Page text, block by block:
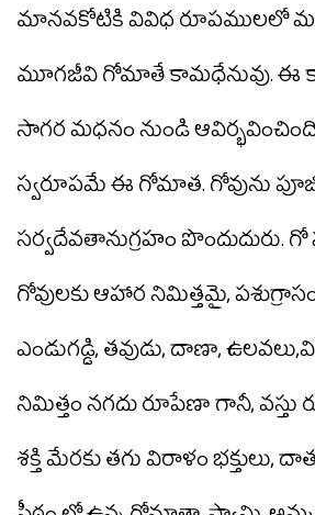
మానవకోటికి వివిధ రూపములలో
మూగజీవి గోమాతే కామధేనువు. ఈ
సాగర మధనం నుండి
స్వరూపమే ఈ గోమాత. గోవును
సర్వదేవతానుగ్రహం పొందుదురు.
గోవులకు ఆహార నిమిత్తమై,
ఎండుగడ్డి, తవుడు, దాణా,
నిమిత్తం నగదు రూపేణా గానీ,
శక్తి మేరకు తగు విరాళం భక్తులు,